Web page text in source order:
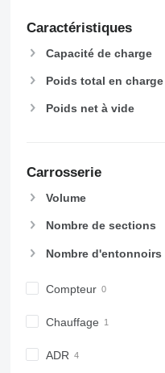
Caractéristiques
Capacité de charge
Poids total en charge
Poids net à vide
Carrosserie
Volume
Nombre de sections
Nombre d'entonnoirs
Compteur
Chauffage
ADR